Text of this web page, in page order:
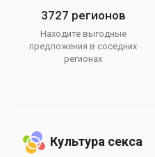
3727 регионов
Находите выгодные
предложения в соседних
регионах
Культура секса